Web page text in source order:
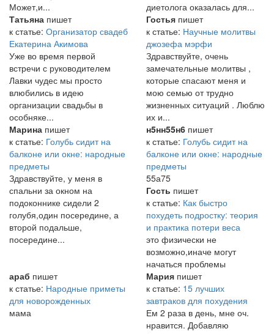
Может,и...
диетолога оказалась для...
Татьяна пишет
к статье: Организатор свадеб
Екатерина Акимова
Уже во время первой
встречи с руководителем
Лавки чудес мы просто
влюбились в идею
организации свадьбы в
особняке...
Гостья пишет
к статье: Научные молитвы
джозефа мэрфи
Здравствуйте, очень
замечательные молитвы ,
которые спасают меня и
мою семью от трудно
жизненных ситуаций . Люблю
их и...
Марина пишет
к статье: Голубь сидит на
балконе или окне: народные
предметы
Здравствуйте, у меня в
спальни за окном на
подоконнике сидели 2
голубя,один посередине, а
второй подальше,
посередине...
н5нн55н6 пишет
к статье: Голубь сидит на
балконе или окне: народные
предметы
55а75
Гость пишет
к статье: Как быстро
похудеть подростку: теория
и практика потери веса
это физически не
возможно,иначе могут
начаться проблемы
араб пишет
к статье: Народные приметы
для новорожденных
мама
Мария пишет
к статье: 15 лучших
завтраков для похудения
Ем 2 раза в день, мне оч.
нравится. Добавляю